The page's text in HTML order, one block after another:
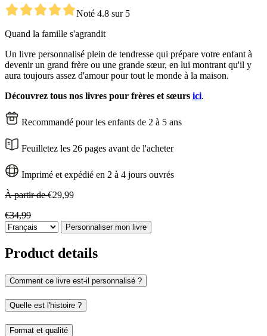
Noté 4.8 sur 5
Quand la famille s'agrandit
Un livre personnalisé plein de tendresse qui prépare votre enfant à
devenir un grand frère ou une grande sœur, en lui montrant qu'il y
aura toujours assez d'amour pour tout le monde à la maison.
Découvrez tous nos livres pour frères et sœurs ici.
Recommandé pour les enfants de 2 à 5 ans
Feuilletez les 26 pages avant de l'acheter
Imprimé et expédié en 2 à 4 jours ouvrés
À partir de€29,99
€34,99
Personnaliser mon livre
Product details
Comment ce livre est-il personnalisé ?
Quelle est l'histoire ?
Format et qualité